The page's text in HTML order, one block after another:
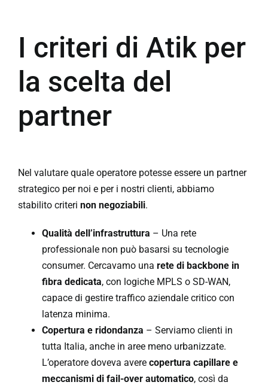
I criteri di Atik per
la scelta del
partner
Nel valutare quale operatore potesse essere un partner
strategico per noi e per i nostri clienti, abbiamo
stabilito criteri non negoziabili.
Qualità dell’infrastruttura – Una rete
professionale non può basarsi su tecnologie
consumer. Cercavamo una rete di backbone in
fibra dedicata, con logiche MPLS o SD-WAN,
capace di gestire traffico aziendale critico con
latenza minima.
Copertura e ridondanza – Serviamo clienti in
tutta Italia, anche in aree meno urbanizzate.
L’operatore doveva avere copertura capillare e
meccanismi di fail-over automatico, così da